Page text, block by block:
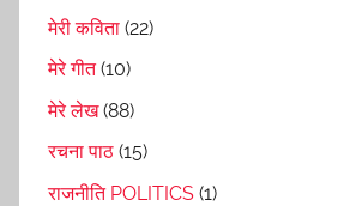
मेरी कविता (22)
मेरे गीत(10)
मेरे लेख(88)
रचना पाठ (15)
राजनीति POLITICS (1)